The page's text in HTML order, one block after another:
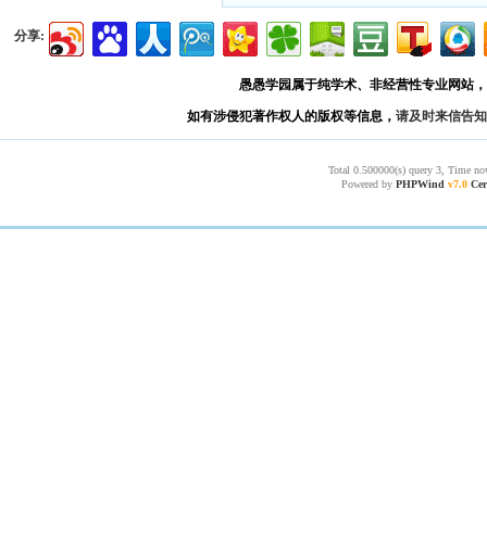
分享:
愚愚学园属于纯学术、非经营性专业网站
如有涉侵犯著作权人的版权等信息， 请及时来信告知
Total 0.500000(s) query 3, Time
Powered by PHPWind v7.0